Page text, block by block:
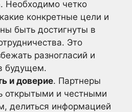
. Необходимо четко
конкретные цели и
быть достигнуты в
Это
разногласий и
будущем.
и доверие. Партнеры
открытыми и честными
делиться информацией